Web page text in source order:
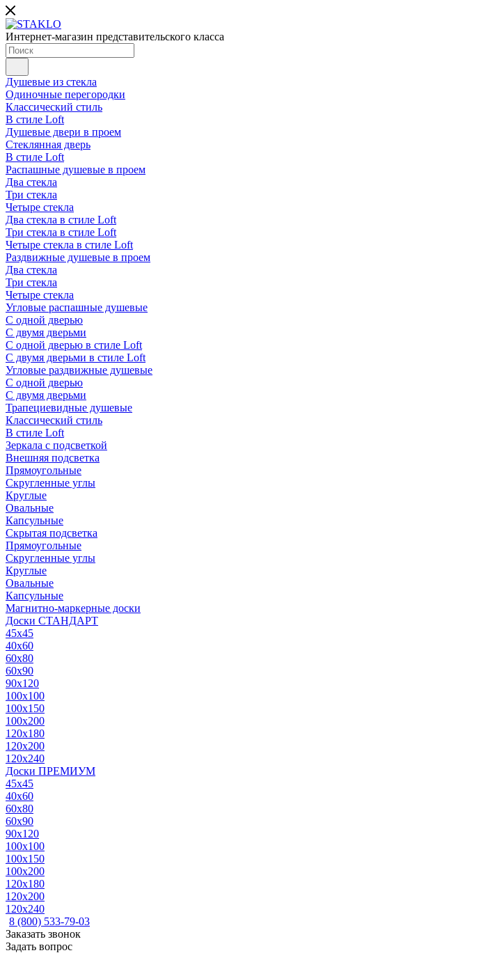
Интернет-магазин представительского класса
Душевые из стекла
Одиночные перегородки
Классический стиль
В стиле Loft
Душевые двери в проем
Стеклянная дверь
В стиле Loft
Распашные душевые в проем
Два стекла
Три стекла
Четыре стекла
Два стекла в стиле Loft
Три стекла в стиле Loft
Четыре стекла в стиле Loft
Раздвижные душевые в проем
Два стекла
Три стекла
Четыре стекла
Угловые распашные душевые
С одной дверью
С двумя дверьми
С одной дверью в стиле Loft
С двумя дверьми в стиле Loft
Угловые раздвижные душевые
С одной дверью
С двумя дверьми
Трапециевидные душевые
Классический стиль
В стиле Loft
Зеркала с подсветкой
Внешняя подсветка
Прямоугольные
Скругленные углы
Круглые
Овальные
Капсульные
Скрытая подсветка
Прямоугольные
Скругленные углы
Круглые
Овальные
Капсульные
Магнитно-маркерные доски
Доски СТАНДАРТ
45x45
40x60
60x80
60x90
90x120
100x100
100x150
100x200
120x180
120x200
120x240
Доски ПРЕМИУМ
45x45
40x60
60x80
60x90
90x120
100x100
100x150
100x200
120x180
120x200
120x240
8 (800) 533-79-03
Заказать звонок
Задать вопрос